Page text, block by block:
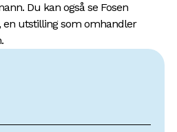
Du kan også se Fosen
en utstilling som omhandler